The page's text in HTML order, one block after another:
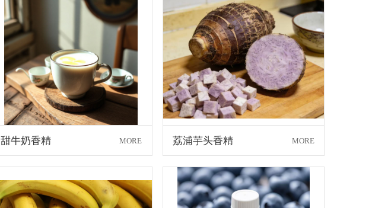
甜牛奶香精 MORE 荔浦芋头香精 MORE